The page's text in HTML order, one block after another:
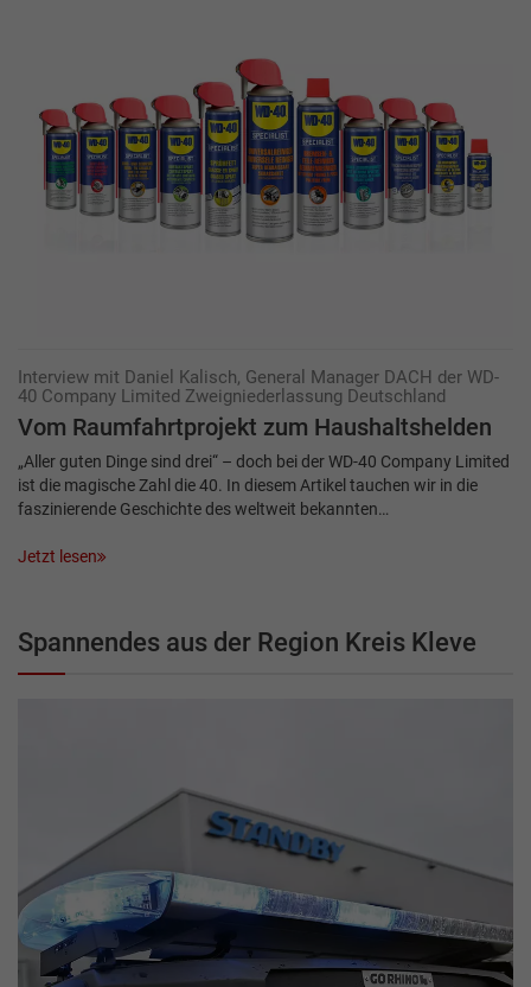
Interview mit Daniel Kalisch, General Manager DACH der WD-
40 Company Limited Zweigniederlassung Deutschland
Vom Raumfahrtprojekt zum Haushaltshelden
„Aller guten Dinge sind drei“ – doch bei der WD-40 Company Limited
ist die magische Zahl die 40. In diesem Artikel tauchen wir in die
faszinierende Geschichte des weltweit bekannten…
Jetzt lesen
Spannendes aus der Region Kreis Kleve